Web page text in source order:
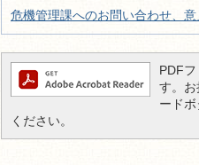
危機管理課へのお問い合わせ、意
PDF
す。
ード
ください。